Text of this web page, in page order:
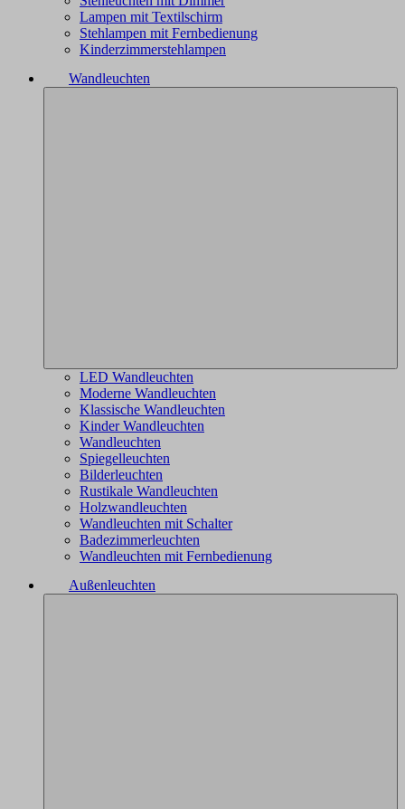
Lampen mit Textilschirm
Stehlampen mit Fernbedienung
Kinderzimmerstehlampen
Wandleuchten
LED Wandleuchten
Moderne Wandleuchten
Klassische Wandleuchten
Kinder Wandleuchten
Wandleuchten
Spiegelleuchten
Bilderleuchten
Rustikale Wandleuchten
Holzwandleuchten
Wandleuchten mit Schalter
Badezimmerleuchten
Wandleuchten mit Fernbedienung
Außenleuchten